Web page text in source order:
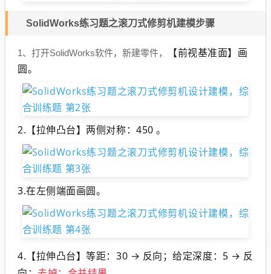
SolidWorks练习题之滚刀式修剪机建模步骤
1、打开SolidWorks软件，新建零件，
【前视基准面】画
圆。
2.【拉伸凸台】两侧对称：450 。
3.在左侧端面画圆。
4.【拉伸凸台】等距：30 → 反向；给定深度：5 → 反